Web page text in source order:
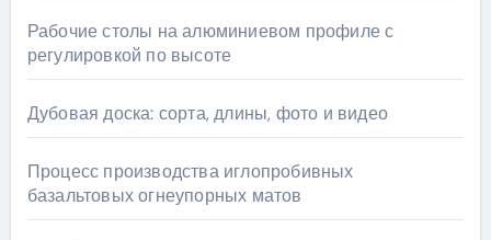
Рабочие столы на алюминиевом профиле с
регулировкой по высоте
Дубовая доска: сорта, длины, фото и видео
Процесс производства иглопробивных
базальтовых огнеупорных матов